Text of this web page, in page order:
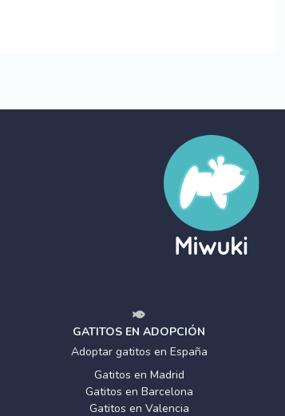
GATITOS EN ADOPCIÓN
Adoptar gatitos en España
Gatitos en Madrid
Gatitos en Barcelona
Gatitos en Valencia